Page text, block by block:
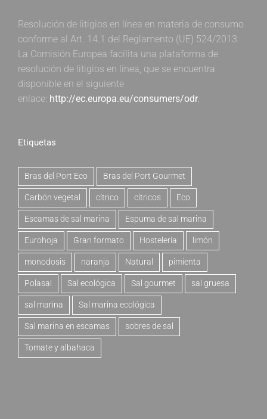
Resolución de litigios en línea en materia de consumo
conforme al Art. 14.1 del Reglamento (UE) 524/2013:
La Comisión Europea facilita una plataforma de
resolución de litigios en línea, que se encuentra
disponible en el siguiente
enlace: http://ec.europa.eu/consumers/odr.
Etiquetas
Bras del Port Eco Bras del Port Gourmet
Carbón vegetal cítrico cítricos Eco
Escamas de sal marina Espuma de sal marina
Eurohoja Gran formato Hostelería limón
monodosis naranja Natural pimienta
Polasal Sal ecológica Sal gourmet sal gruesa
sal marina Sal marina ecológica
Sal marina en escamas sobres de sal
Tomate y albahaca